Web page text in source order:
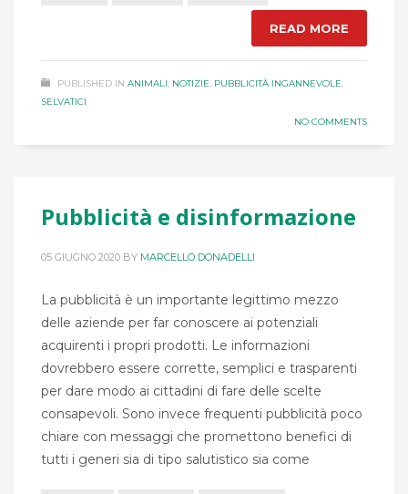
READ MORE
PUBLISHED IN ANIMALI, NOTIZIE, PUBBLICITÀ INGANNEVOLE,
SELVATICI
NO COMMENTS
Pubblicità e disinformazione
05 GIUGNO 2020 BY MARCELLO DONADELLI
La pubblicità è un importante legittimo mezzo
delle aziende per far conoscere ai potenziali
acquirenti i propri prodotti. Le informazioni
dovrebbero essere corrette, semplici e trasparenti
per dare modo ai cittadini di fare delle scelte
consapevoli. Sono invece frequenti pubblicità poco
chiare con messaggi che promettono benefici di
tutti i generi sia di tipo salutistico sia come